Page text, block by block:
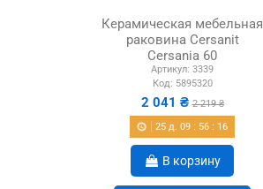
Керамическая мебельная
раковина Cersanit
Cersania 60
Артикул: 3339
Код: 5895320
2 041 ₴2 219 ₴
25 д. 09 : 56 : 15
В корзину